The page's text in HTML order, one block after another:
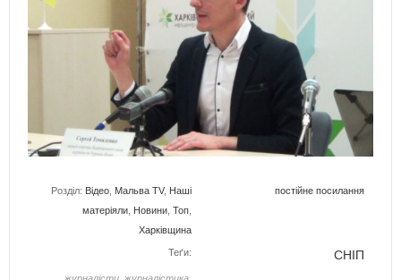
Розділ: Відео Мальва TV, Наші
матеріяли Новини Топ
Харківщина
постійне посилання
Теґи: СНІП